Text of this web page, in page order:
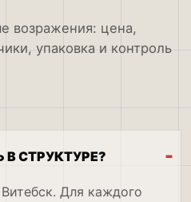
возражения: цена,
упаковка и контроль
В СТРУКТУРЕ?
Для каждого